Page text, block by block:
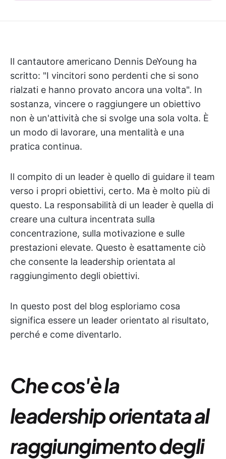
Il cantautore americano Dennis DeYoung ha
scritto: "I vincitori sono perdenti che si sono
rialzati e hanno provato ancora una volta". In
sostanza, vincere o raggiungere un obiettivo
non è un'attività che si svolge una sola volta. È
un modo di lavorare, una mentalità e una
pratica continua.
Il compito di un leader è quello di guidare il team
verso i propri obiettivi, certo. Ma è molto più di
questo. La responsabilità di un leader è quella di
creare una cultura incentrata sulla
concentrazione, sulla motivazione e sulle
prestazioni elevate. Questo è esattamente ciò
che consente la leadership orientata al
raggiungimento degli obiettivi.
In questo post del blog esploriamo cosa
significa essere un leader orientato al risultato,
perché e come diventarlo.
Che cos'è la
leadership orientata al
raggiungimento degli